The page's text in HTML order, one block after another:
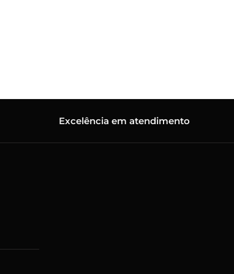
Excelência em atendimento